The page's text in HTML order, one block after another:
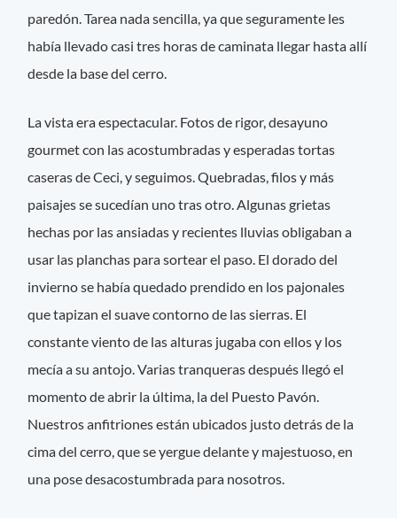
paredón. Tarea nada sencilla, ya que seguramente les
había llevado casi tres horas de caminata llegar hasta allí
desde la base del cerro.
La vista era espectacular. Fotos de rigor, desayuno
gourmet con las acostumbradas y esperadas tortas
caseras de Ceci, y seguimos. Quebradas, filos y más
paisajes se sucedían uno tras otro. Algunas grietas
hechas por las ansiadas y recientes lluvias obligaban a
usar las planchas para sortear el paso. El dorado del
invierno se había quedado prendido en los pajonales
que tapizan el suave contorno de las sierras. El
constante viento de las alturas jugaba con ellos y los
mecía a su antojo. Varias tranqueras después llegó el
momento de abrir la última, la del Puesto Pavón.
Nuestros anfitriones están ubicados justo detrás de la
cima del cerro, que se yergue delante y majestuoso, en
una pose desacostumbrada para nosotros.